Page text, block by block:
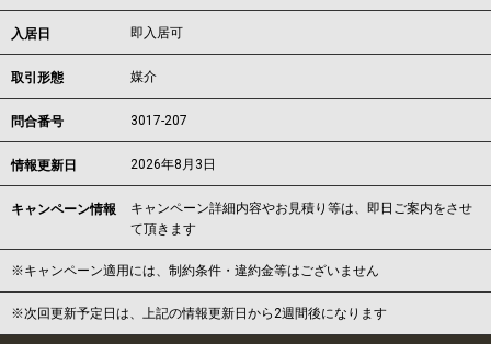
入居日 即入居可
取引形態 媒介
問合番号 3017-207
情報更新日 2026年8月3日
キャンペーン情報
キャンペーン詳細内容やお見積り等は、即日ご案内をさせ
て頂きます
※キャンペーン適用には、制約条件・違約金等はございません
※次回更新予定日は、上記の情報更新日から2週間後になります